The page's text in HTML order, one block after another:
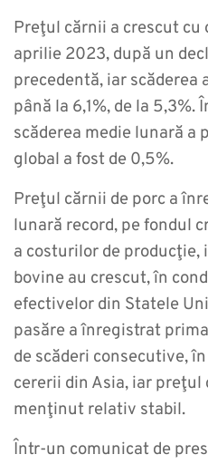
Preţul cărnii a crescut cu
aprilie 2023, după un
precedentă, iar scăderea
până la 6,1%, de la 5,3%.
scăderea medie lunară
global a fost de 0,5%.
Preţul cărnii de porc a
lunară record, pe fondul
a costurilor de
bovine au crescut, în
efectivelor din Statele
pasăre a înregistrat
de scăderi consecutive,
cererii din Asia, iar preţul
menţinut relativ stabil.
Într-un comunicat de